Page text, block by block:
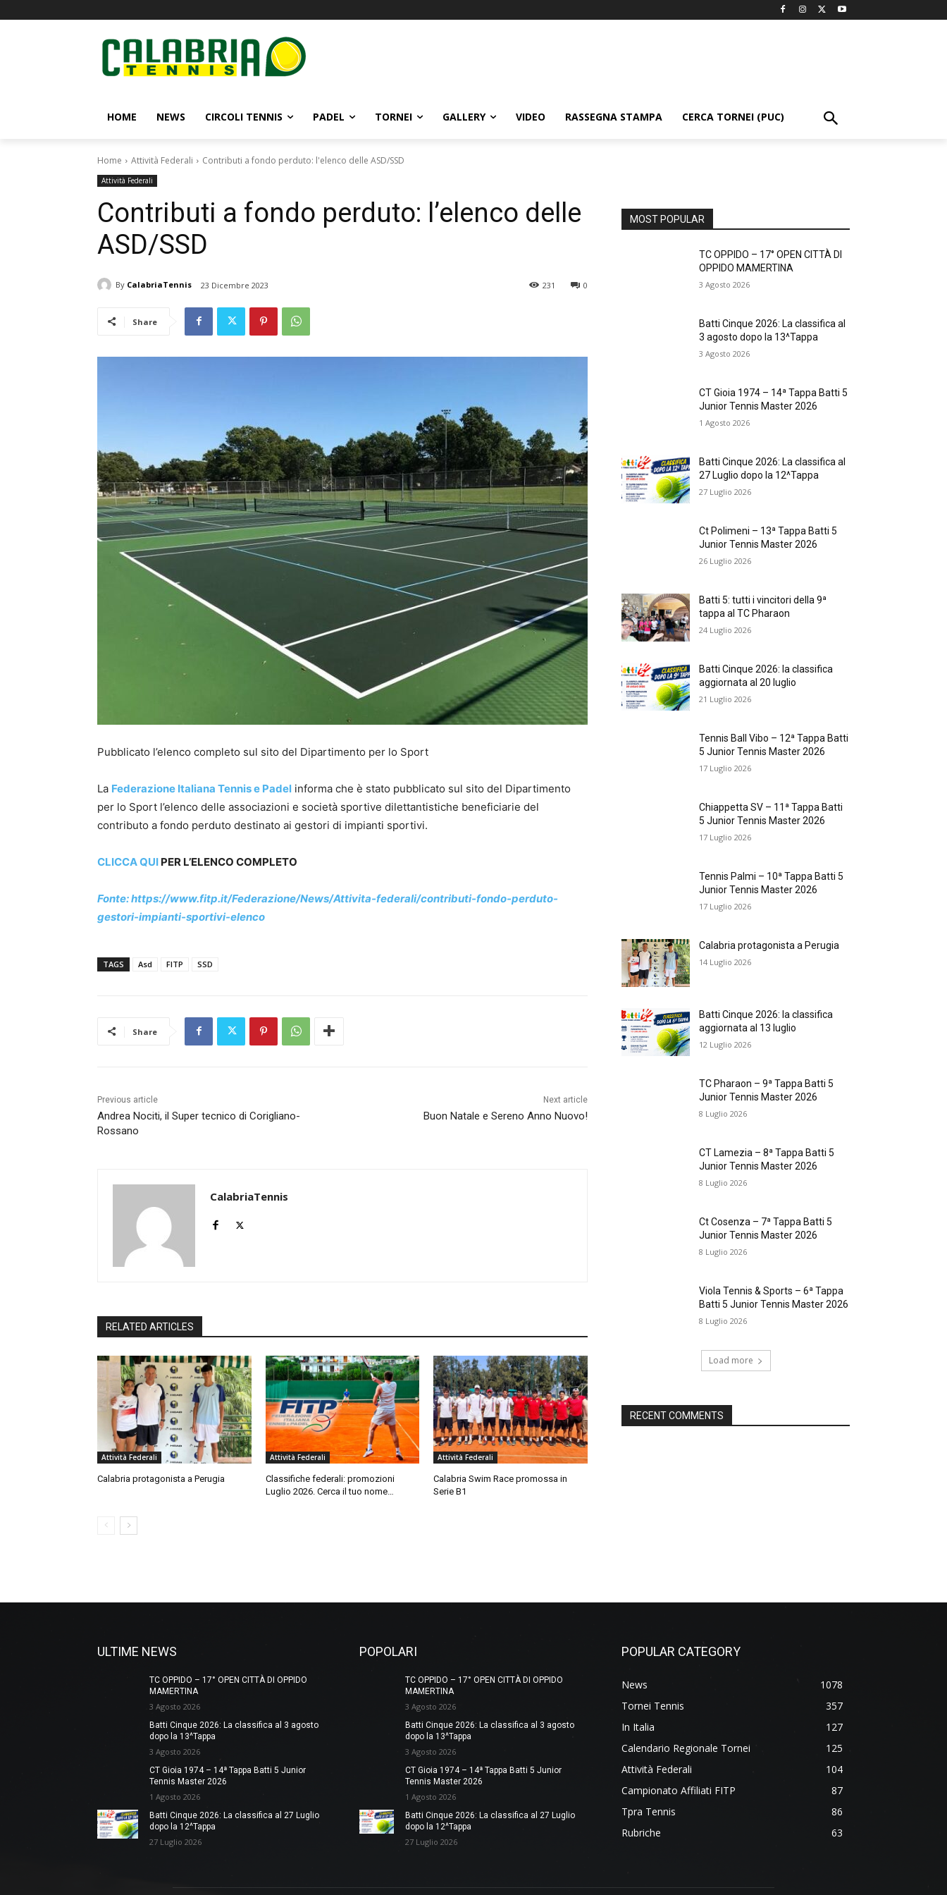
HOME NEWS CIRCOLI TENNIS PADEL TORNEI GALLERY VIDEO RASSEGNA STAMPA CERCA TORNEI (PUC)
Home Attività Federali Contributi a fondo perduto: l'elenco delle ASD/SSD
Attività Federali
Contributi a fondo perduto: l’elenco delle
ASD/SSD
By CalabriaTennis 23 Dicembre 2023 0
231
Share
Pubblicato l’elenco completo sul sito del Dipartimento per lo Sport
La Federazione Italiana Tennis e Padel informa che è stato pubblicato sul sito del Dipartimento
per lo Sport l’elenco delle associazioni e società sportive dilettantistiche beneficiarie del
contributo a fondo perduto destinato ai gestori di impianti sportivi.
CLICCA QUI PER L’ELENCO COMPLETO
Fonte: https://www.fitp.it/Federazione/News/Attivita-federali/contributi-fondo-perduto-
gestori-impianti-sportivi-elenco
TAGS Asd FITP SSD
Share
Previous article
Andrea Nociti, il Super tecnico di Corigliano-
Rossano
Next article
Buon Natale e Sereno Anno Nuovo!
CalabriaTennis
RELATED ARTICLES
Attività Federali
Calabria protagonista a Perugia
Attività Federali
Classifiche federali: promozioni
Luglio 2026. Cerca il tuo nome…
Attività Federali
Calabria Swim Race promossa in
Serie B1
MOST POPULAR
TC OPPIDO – 17° OPEN CITTÀ DI
OPPIDO MAMERTINA
3 Agosto 2026
Batti Cinque 2026: La classifica al
3 agosto dopo la 13^Tappa
3 Agosto 2026
CT Gioia 1974 – 14ª Tappa Batti 5
Junior Tennis Master 2026
1 Agosto 2026
Batti Cinque 2026: La classifica al
27 Luglio dopo la 12^Tappa
27 Luglio 2026
Ct Polimeni – 13ª Tappa Batti 5
Junior Tennis Master 2026
26 Luglio 2026
Batti 5: tutti i vincitori della 9ª
tappa al TC Pharaon
24 Luglio 2026
Batti Cinque 2026: la classifica
aggiornata al 20 luglio
21 Luglio 2026
Tennis Ball Vibo – 12ª Tappa Batti
5 Junior Tennis Master 2026
17 Luglio 2026
Chiappetta SV – 11ª Tappa Batti
5 Junior Tennis Master 2026
17 Luglio 2026
Tennis Palmi – 10ª Tappa Batti 5
Junior Tennis Master 2026
17 Luglio 2026
Calabria protagonista a Perugia
14 Luglio 2026
Batti Cinque 2026: la classifica
aggiornata al 13 luglio
12 Luglio 2026
TC Pharaon – 9ª Tappa Batti 5
Junior Tennis Master 2026
8 Luglio 2026
CT Lamezia – 8ª Tappa Batti 5
Junior Tennis Master 2026
8 Luglio 2026
Ct Cosenza – 7ª Tappa Batti 5
Junior Tennis Master 2026
8 Luglio 2026
Viola Tennis & Sports – 6ª Tappa
Batti 5 Junior Tennis Master 2026
8 Luglio 2026
Load more
RECENT COMMENTS
ULTIME NEWS
TC OPPIDO – 17° OPEN CITTÀ DI OPPIDO
MAMERTINA
3 Agosto 2026
Batti Cinque 2026: La classifica al 3 agosto
dopo la 13^Tappa
3 Agosto 2026
CT Gioia 1974 – 14ª Tappa Batti 5 Junior
Tennis Master 2026
1 Agosto 2026
Batti Cinque 2026: La classifica al 27 Luglio
dopo la 12^Tappa
27 Luglio 2026
POPOLARI
TC OPPIDO – 17° OPEN CITTÀ DI OPPIDO
MAMERTINA
3 Agosto 2026
Batti Cinque 2026: La classifica al 3 agosto
dopo la 13^Tappa
3 Agosto 2026
CT Gioia 1974 – 14ª Tappa Batti 5 Junior
Tennis Master 2026
1 Agosto 2026
Batti Cinque 2026: La classifica al 27 Luglio
dopo la 12^Tappa
27 Luglio 2026
POPULAR CATEGORY
News
1078
Tornei Tennis
357
In Italia
127
Calendario Regionale Tornei
125
Attività Federali
104
Campionato Affiliati FITP
87
Tpra Tennis
86
Rubriche
63